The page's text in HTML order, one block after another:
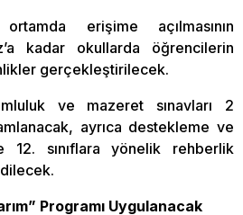
erişime açılmasının
kadar okullarda öğrencilerin
gerçekleştirilecek.
ve mazeret sınavları 2
ayrıca destekleme ve
12. sınıflara yönelik rehberlik
Programı Uygulanacak